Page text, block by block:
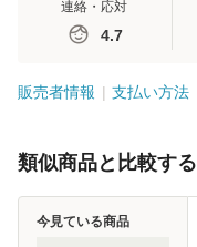
連絡・応対
4.7
販売者情報 支払い方法
類似商品と比較する
今見ている商品